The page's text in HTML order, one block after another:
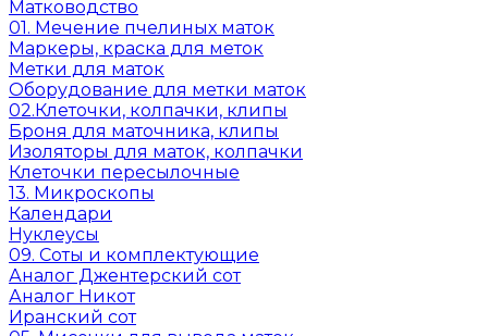
Матководство
01. Мечение пчелиных маток
Маркеры, краска для меток
Метки для маток
Оборудование для метки маток
02.Клеточки, колпачки, клипы
Броня для маточника, клипы
Изоляторы для маток, колпачки
Клеточки пересылочные
13. Микроскопы
Календари
Нуклеусы
09. Соты и комплектующие
Аналог Джентерский сот
Аналог Никот
Иранский сот